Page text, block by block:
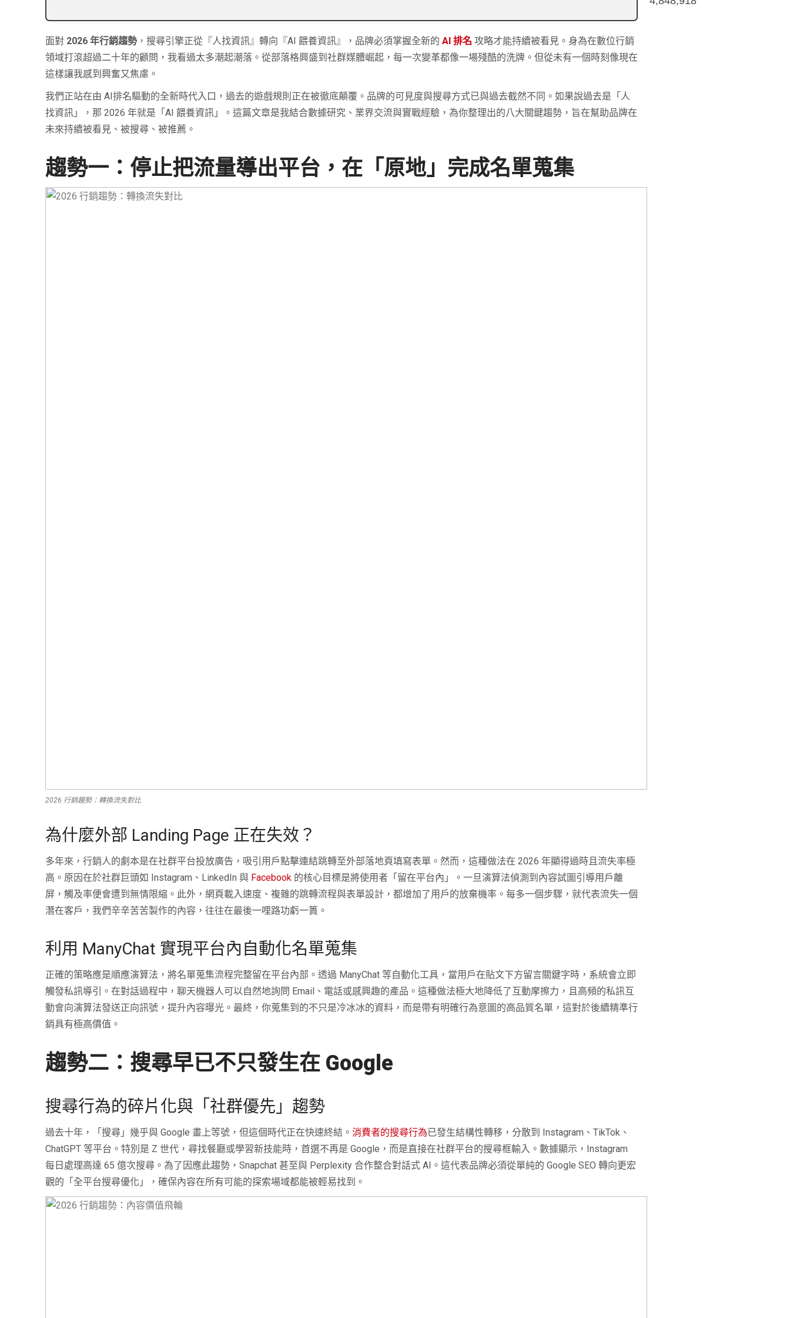
面對 2026 年行銷趨勢，搜尋引擎正從『人找資訊』轉向『AI 餵養資訊』，品牌必須掌握全新的AI 排名 攻略才能持續被看見。身為在數位行銷
領域打滾超過二十年的顧問，我看過太多潮起潮落。從部落格興盛到社群媒體崛起，每一次變革都像一場殘酷的洗牌。但從未有一個時刻像現在
這樣讓我感到興奮又焦慮。
我們正站在由 AI排名驅動的全新時代入口，過去的遊戲規則正在被徹底顛覆。品牌的可見度與搜尋方式已與過去截然不同。如果說過去是「人
找資訊」，那 2026 年就是「AI 餵養資訊」。這篇文章是我結合數據研究、業界交流與實戰經驗，為你整理出的八大關鍵趨勢，旨在幫助品牌在
未來持續被看見、被搜尋、被推薦。
趨勢一：停止把流量導出平台，在「原地」完成名單蒐集
2026 行銷趨勢：轉換流失對比
為什麼外部 Landing Page 正在失效？
多年來，行銷人的劇本是在社群平台投放廣告，吸引用戶點擊連結跳轉至外部落地頁填寫表單。然而，這種做法在 2026 年顯得過時且流失率極
高。原因在於社群巨頭如 Instagram、LinkedIn 與 Facebook 的核心目標是將使用者「留在平台內」。一旦演算法偵測到內容試圖引導用戶離
屏，觸及率便會遭到無情限縮。此外，網頁載入速度、複雜的跳轉流程與表單設計，都增加了用戶的放棄機率。每多一個步驟，就代表流失一個
潛在客戶，我們辛辛苦苦製作的內容，往往在最後一哩路功虧一簣。
利用 ManyChat 實現平台內自動化名單蒐集
正確的策略應是順應演算法，將名單蒐集流程完整留在平台內部。透過 ManyChat 等自動化工具，當用戶在貼文下方留言關鍵字時，系統會立即
觸發私訊導引。在對話過程中，聊天機器人可以自然地詢問 Email、電話或感興趣的產品。這種做法極大地降低了互動摩擦力，且高頻的私訊互
動會向演算法發送正向訊號，提升內容曝光。最終，你蒐集到的不只是冷冰冰的資料，而是帶有明確行為意圖的高品質名單，這對於後續精準行
銷具有極高價值。
趨勢二：搜尋早已不只發生在 Google
搜尋行為的碎片化與「社群優先」趨勢
過去十年，「搜尋」幾乎與 Google 畫上等號，但這個時代正在快速終結。消費者的搜尋行為已發生結構性轉移，分散到 Instagram、TikTok、
ChatGPT 等平台。特別是 Z 世代，尋找餐廳或學習新技能時，首選不再是 Google，而是直接在社群平台的搜尋框輸入。數據顯示，Instagram
每日處理高達 65 億次搜尋。為了因應此趨勢，Snapchat 甚至與 Perplexity 合作整合對話式 AI。這代表品牌必須從單純的 Google SEO 轉向更宏
觀的「全平台搜尋優化」，確保內容在所有可能的探索場域都能被輕易找到。